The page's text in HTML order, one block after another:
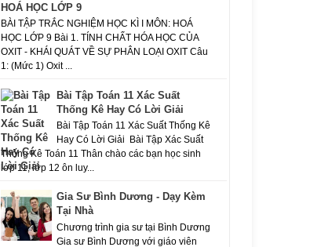
HOÁ HỌC LỚP 9
BÀI TẬP TRẮC NGHIỆM HỌC KÌ I MÔN: HOÁ
HỌC LỚP 9 Bài 1. TÍNH CHẤT HÓA HỌC CỦA
OXIT - KHÁI QUÁT VỀ SỰ PHÂN LOẠI OXIT Câu
1: (Mức 1) Oxit ...
Bài Tập Toán 11 Xác Suất
Thống Kê Hay Có Lời Giải
Bài Tập Toán 11 Xác Suất Thống Kê
Hay Có Lời Giải Bài Tập Xác Suất
Thống Kê Toán 11 Thân chào các bạn học sinh
lớp 11, lớp 12 ôn luy...
Gia Sư Bình Dương - Dạy Kèm
Tại Nhà
Chương trình gia sư tại Bình Dương
Gia sư Bình Dương với giáo viên